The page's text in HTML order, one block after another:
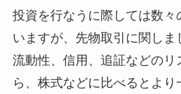
投資を行なうに際しては数々
いますが、先物取引に関しま
流動性、信用、追証などのリ
ら、株式などに比べるとよ